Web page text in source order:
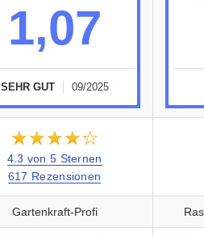
1,07
SEHR GUT 09/2025
★★★★★
☆☆☆☆☆
4.3 von 5 Sternen
617 Rezensionen
Gartenkraft-Profi